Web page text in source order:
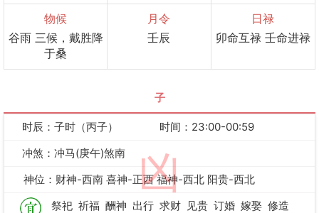
物候
谷雨 三候，戴胜降
于桑
月令
壬辰
日禄
卯命互禄 壬命进禄
子
凶
时辰：子时（丙子）
时间：23:00-00:59
冲煞：冲马(庚午)煞南
神位：财神-西南 喜神-正西 福神-西北 阳贵-西北
祭祀 祈福 酬神 出行 求财 见贵 订婚 嫁娶 修造